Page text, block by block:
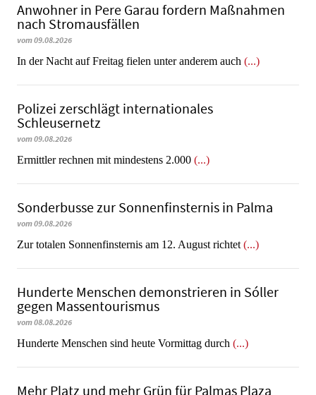
Anwohner in Pere Garau fordern Maßnahmen
nach Stromausfällen
vom 09.08.2026
In der Nacht auf Freitag fielen unter anderem auch (...)
Polizei zerschlägt internationales
Schleusernetz
vom 09.08.2026
Ermittler rechnen mit mindestens 2.000 (...)
Sonderbusse zur Sonnenfinsternis in Palma
vom 09.08.2026
Zur totalen Sonnenfinsternis am 12. August richtet (...)
Hunderte Menschen demonstrieren in Sóller
gegen Massentourismus
vom 08.08.2026
Hunderte Menschen sind heute Vormittag durch (...)
Mehr Platz und mehr Grün für Palmas Plaza